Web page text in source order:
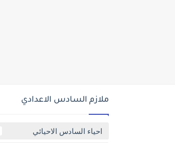
ملازم السادس الاعدادي
احياء السادس الاحيائي